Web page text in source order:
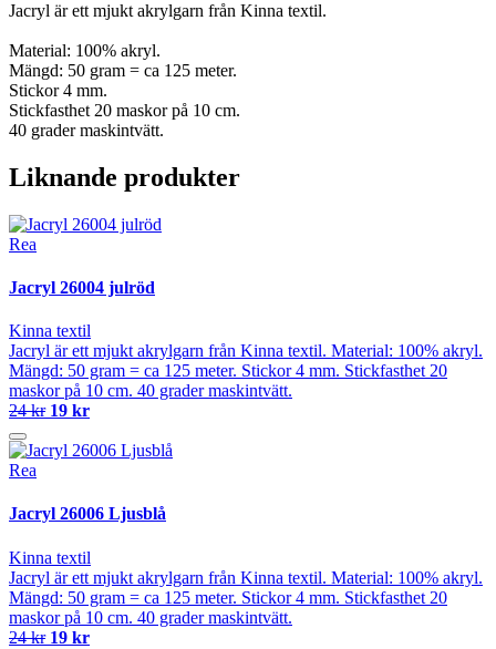
Jacryl är ett mjukt akrylgarn från Kinna textil.
Material: 100% akryl.
Mängd: 50 gram = ca 125 meter.
Stickor 4 mm.
Stickfasthet 20 maskor på 10 cm.
40 grader maskintvätt.
Liknande produkter
Rea
Jacryl 26004 julröd
Kinna textil
Jacryl är ett mjukt akrylgarn från Kinna textil. Material: 100% akryl.
Mängd: 50 gram = ca 125 meter. Stickor 4 mm. Stickfasthet 20
maskor på 10 cm. 40 grader maskintvätt.
24 kr 19 kr
Rea
Jacryl 26006 Ljusblå
Kinna textil
Jacryl är ett mjukt akrylgarn från Kinna textil. Material: 100% akryl.
Mängd: 50 gram = ca 125 meter. Stickor 4 mm. Stickfasthet 20
maskor på 10 cm. 40 grader maskintvätt.
24 kr 19 kr